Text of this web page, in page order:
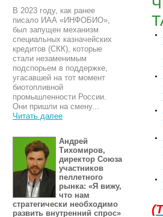
В 2023 году, как ранее
писало ИАА «ИНФОБИО»,
был запущен механизм
специальных казначейских
кредитов (СКК), которые
стали незаменимым
подспорьем в поддержке,
угасавшей на тот момент
биотопливной
промышленности России.
Они пришли на смену...
Читать далее
Андрей
Тихомиров,
директор Союза
участников
пеллетного
рынка: «Я вижу,
что нам
стратегически необходимо
развить внутренний спрос»